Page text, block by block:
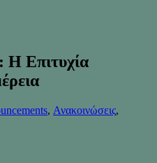
Επιτυχία
, Ανακοινώσεις,